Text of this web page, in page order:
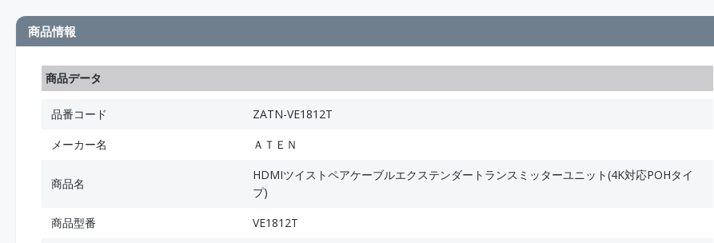
商品情報
商品データ
品番コード
ZATN-VE1812T
メーカー名
ＡＴＥＮ
商品名
HDMIツイストペアケーブルエクステンダートランスミッターユニット(4K対応POHタイ
プ)
商品型番
VE1812T